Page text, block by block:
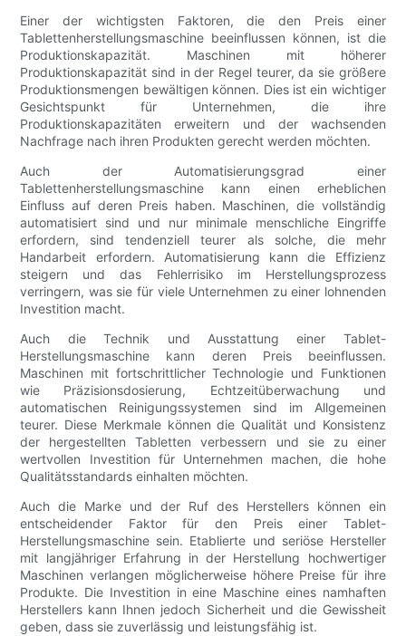
Einer der wichtigsten Faktoren, die den Preis einer
Tablettenherstellungsmaschine beeinflussen können, ist die
Produktionskapazität. Maschinen mit höherer
Produktionskapazität sind in der Regel teurer, da sie größere
Produktionsmengen bewältigen können. Dies ist ein wichtiger
Gesichtspunkt für Unternehmen, die ihre
Produktionskapazitäten erweitern und der wachsenden
Nachfrage nach ihren Produkten gerecht werden möchten.
Auch der Automatisierungsgrad einer
Tablettenherstellungsmaschine kann einen erheblichen
Einfluss auf deren Preis haben. Maschinen, die vollständig
automatisiert sind und nur minimale menschliche Eingriffe
erfordern, sind tendenziell teurer als solche, die mehr
Handarbeit erfordern. Automatisierung kann die Effizienz
steigern und das Fehlerrisiko im Herstellungsprozess
verringern, was sie für viele Unternehmen zu einer lohnenden
Investition macht.
Auch die Technik und Ausstattung einer Tablet-
Herstellungsmaschine kann deren Preis beeinflussen.
Maschinen mit fortschrittlicher Technologie und Funktionen
wie Präzisionsdosierung, Echtzeitüberwachung und
automatischen Reinigungssystemen sind im Allgemeinen
teurer. Diese Merkmale können die Qualität und Konsistenz
der hergestellten Tabletten verbessern und sie zu einer
wertvollen Investition für Unternehmen machen, die hohe
Qualitätsstandards einhalten möchten.
Auch die Marke und der Ruf des Herstellers können ein
entscheidender Faktor für den Preis einer Tablet-
Herstellungsmaschine sein. Etablierte und seriöse Hersteller
mit langjähriger Erfahrung in der Herstellung hochwertiger
Maschinen verlangen möglicherweise höhere Preise für ihre
Produkte. Die Investition in eine Maschine eines namhaften
Herstellers kann Ihnen jedoch Sicherheit und die Gewissheit
geben, dass sie zuverlässig und leistungsfähig ist.